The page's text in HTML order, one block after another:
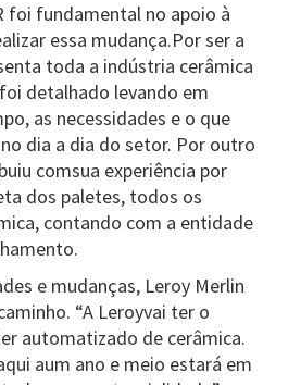
foi fundamental no apoio à
essa mudança.Por ser a
toda a indústria cerâmica
detalhado levando em
as necessidades e o que
dia a dia do setor. Por outro
comsua experiência por
dos paletes, todos os
contando com a entidade
e mudanças, Leroy Merlin
“A Leroyvai ter o
automatizado de cerâmica.
aum ano e meio estará em